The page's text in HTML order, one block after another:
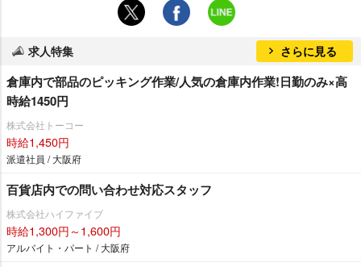
求人特集 さらに見る
倉庫内で部品のピッキング作業/人気の倉庫内作業!日勤のみ×高
時給1450円
株式会社トーコー
時給1,450円
派遣社員 / 大阪府
百貨店内での問い合わせ対応スタッフ
株式会社ハイファイブ
時給1,300円～1,600円
アルバイト・パート / 大阪府